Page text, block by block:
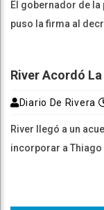
El gobernador de
puso la firma al
River Acordó
Diario De Rivera
River llegó a un
incorporar a Thiago